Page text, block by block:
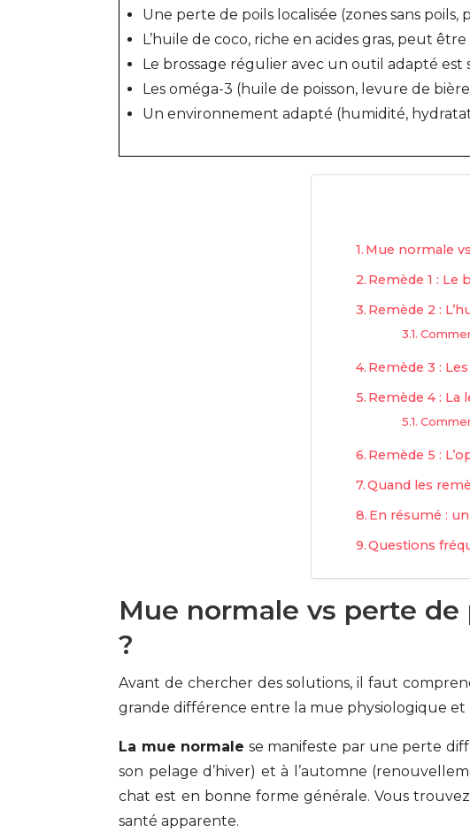
Une perte de poils localisée (zones sans
L’huile de coco, riche en acides gras, peut
Le brossage régulier avec un outil adapté
Les oméga-3 (huile de poisson, levure de
Un environnement adapté (humidité,
Mue normale
Remède 1 : Le
Remède 2 :
Remède 3 :
Remède 4 : La
Remède 5 :
Quand les
En résumé :
Questions
Mue normale vs perte
?
Avant de chercher des solutions, il faut
grande différence entre la mue physiologique
La mue normale se manifeste par une perte
son pelage d’hiver) et à l’automne
chat est en bonne forme générale. Vous
santé apparente.